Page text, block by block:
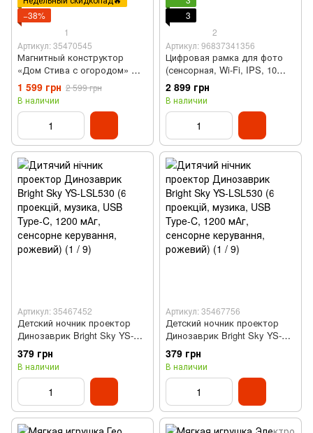
−38%
1
Артикул: 35470545
Магнитный конструктор
«Дом Стива с огородом» My
World Minecraft (192
магнитных блока, T3-192)
1 599 грн 2 599 грн
В наличии
3
2
Артикул: 96837341356
Цифровая рамка для фото
(сенсорная, Wi-Fi, IPS, 10
дюймов, Black)
2 899 грн
В наличии
Артикул: 35467452
Детский ночник проектор
Динозаврик Bright Sky YS-
LSL530 (6 проекций, музыка,
USB Type-C, 1200 мАч,
сенсорное управления,
голубой)
379 грн
В наличии
Артикул: 35467756
Детский ночник проектор
Динозаврик Bright Sky YS-
LSL530 (6 проекций, музыка,
USB Type-C, 1200 мАч,
сенсорное управления,
розовый)
379 грн
В наличии